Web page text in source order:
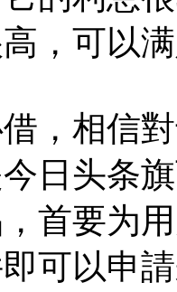
，可以
，相信
日头条
首要为
可以申